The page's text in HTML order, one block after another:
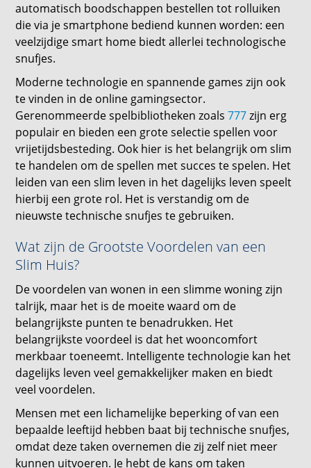
automatisch boodschappen bestellen tot rolluiken
die via je smartphone bediend kunnen worden: een
veelzijdige smart home biedt allerlei technologische
snufjes.
Moderne technologie en spannende games zijn ook
te vinden in de online gamingsector.
Gerenommeerde spelbibliotheken zoals777zijn erg
populair en bieden een grote selectie spellen voor
vrijetijdsbesteding. Ook hier is het belangrijk om slim
te handelen om de spellen met succes te spelen. Het
leiden van een slim leven in het dagelijks leven speelt
hierbij een grote rol. Het is verstandig om de
nieuwste technische snufjes te gebruiken.
Wat zijn de Grootste Voordelen van een
Slim Huis?
De voordelen van wonen in een slimme woning zijn
talrijk, maar het is de moeite waard om de
belangrijkste punten te benadrukken. Het
belangrijkste voordeel is dat het wooncomfort
merkbaar toeneemt. Intelligente technologie kan het
dagelijks leven veel gemakkelijker maken en biedt
veel voordelen.
Mensen met een lichamelijke beperking of van een
bepaalde leeftijd hebben baat bij technische snufjes,
omdat deze taken overnemen die zij zelf niet meer
kunnen uitvoeren. Je hebt de kans om taken